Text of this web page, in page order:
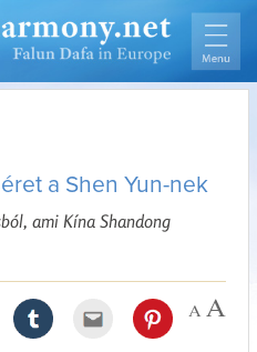
a Shen Yun-nek
ami Kína Shandong